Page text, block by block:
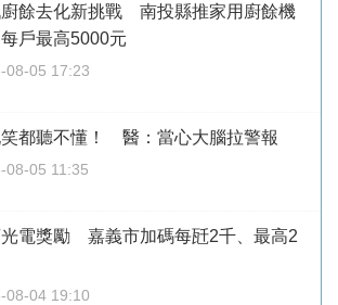
餘去化新挑戰 南投縣推家用廚餘機
戶最高5000元
08-05 17:23
都聽不懂！ 醫：當心大腦拉警報
08-05 11:35
光電獎勵 嘉義市加碼每瓩2千、最高2
08-04 19:10